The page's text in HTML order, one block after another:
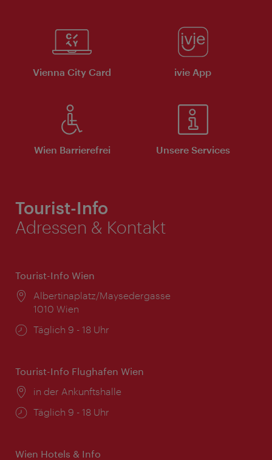
Vienna City Card ivie App
Wien Barrierefrei Unsere Services
Tourist-Info
Adressen & Kontakt
Tourist-Info Wien
Ort:
Albertinaplatz/Maysedergasse
1010 Wien
Öffnungszeiten:
Täglich 9 - 18 Uhr
Tourist-Info Flughafen Wien
Ort:
in der Ankunftshalle
Öffnungszeiten:
Täglich 9 - 18 Uhr
Wien Hotels & Info